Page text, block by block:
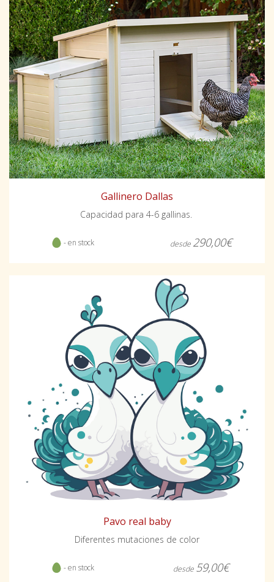
Gallinero Dallas
Capacidad para 4-6 gallinas.
- en stock desde 290,00€
Pavo real baby
Diferentes mutaciones de color
- en stock desde 59,00€